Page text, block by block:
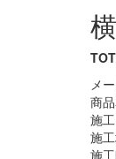
メ
商
施
施
施